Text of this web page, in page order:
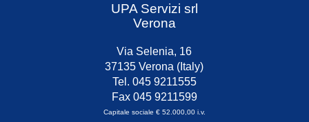
UPA Servizi srl
Verona
Via Selenia, 16
37135 Verona (Italy)
Tel. 045 9211555
Fax 045 9211599
Capitale sociale € 52.000,00 i.v.